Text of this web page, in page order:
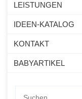
LEISTUNGEN
IDEEN-KATALOG
KONTAKT
BABYARTIKEL